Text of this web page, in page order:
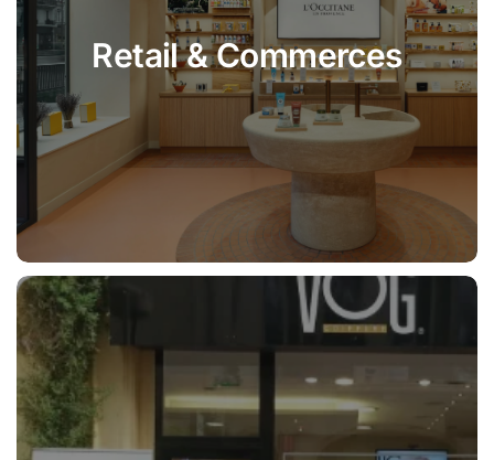
Retail & Commerces